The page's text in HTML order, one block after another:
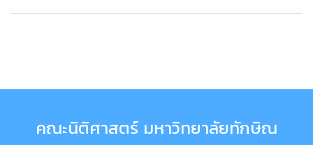
คณะนิติศาสตร์ มหาวิทยาลัยทักษิณ